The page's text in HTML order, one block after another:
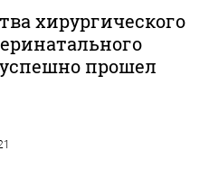
хирургического
прошел